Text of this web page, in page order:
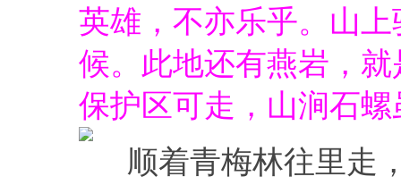
英雄，不亦乐乎。山
候。此地还有燕岩，
保护区可走，山涧石
顺着青梅林往里走